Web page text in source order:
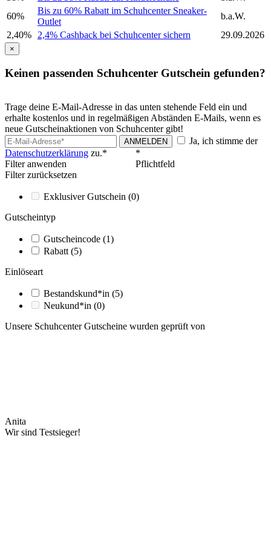
60%
Bis zu 60% Rabatt im Schuhcenter Sneaker-
Outlet
b.a.W.
2,40%
2,4% Cashback bei Schuhcenter sichern 29.09.2026
×
Keinen passenden Schuhcenter Gutschein gefunden?
Trage deine E-Mail-Adresse in das unten stehende Feld ein und
erhalte kostenlos und in regelmäßigen Abständen E-Mails, wenn es
neue Gutscheinaktionen von Schuhcenter gibt!
ANMELDEN
Ja, ich stimme der
Datenschutzerklärung zu.*
*
Pflichtfeld
Filter anwenden
Filter zurücksetzen
Exklusiver Gutschein (0)
Gutscheintyp
Gutscheincode (1)
Rabatt (5)
Einlöseart
Bestandskund*in (5)
Neukund*in (0)
Unsere Schuhcenter Gutscheine wurden geprüft von
Anita
Wir sind Testsieger!